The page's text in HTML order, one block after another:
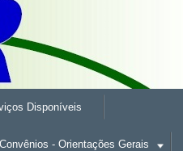
Disponíveis
- Orientações Gerais